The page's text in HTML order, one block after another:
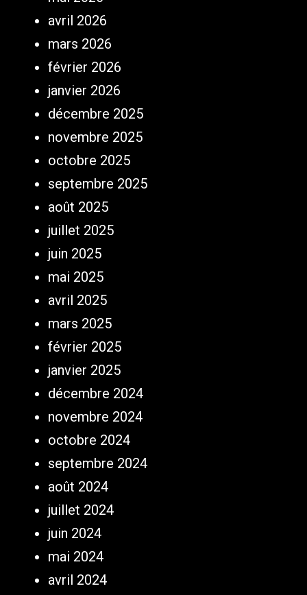
avril 2026
mars 2026
février 2026
janvier 2026
décembre 2025
novembre 2025
octobre 2025
septembre 2025
août 2025
juillet 2025
juin 2025
mai 2025
avril 2025
mars 2025
février 2025
janvier 2025
décembre 2024
novembre 2024
octobre 2024
septembre 2024
août 2024
juillet 2024
juin 2024
mai 2024
avril 2024